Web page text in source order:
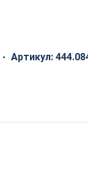
Артикул: